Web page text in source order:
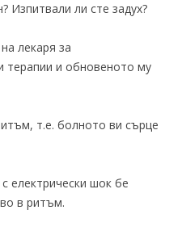
Изпитвали ли сте задух?
лекаря за
терапии и обновеното му
т.е. болното ви сърце
електрически шок бе
в ритъм.